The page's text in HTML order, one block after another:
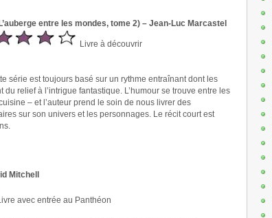
entre les mondes, tome 2) – Jean-Luc Marcastel
Livre à découvrir
série est toujours basé sur un rythme entraînant dont les
relief à l’intrigue fantastique. L’humour se trouve entre les
– et l’auteur prend le soin de nous livrer des
sur son univers et les personnages. Le récit court est
Mitchell
avec entrée au Panthéon